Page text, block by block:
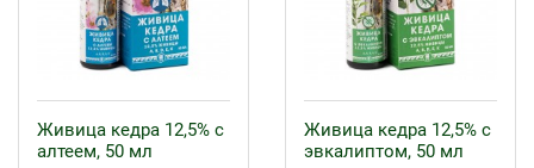
Живица кедра 12,5% с
алтеем, 50 мл
Живица кедра 12,5% с
эвкалиптом, 50 мл